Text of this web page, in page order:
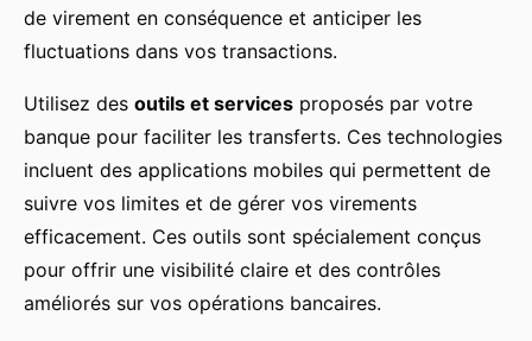
de virement en conséquence et anticiper les
fluctuations dans vos transactions.
Utilisez des outils et services proposés par votre
banque pour faciliter les transferts. Ces technologies
incluent des applications mobiles qui permettent de
suivre vos limites et de gérer vos virements
efficacement. Ces outils sont spécialement conçus
pour offrir une visibilité claire et des contrôles
améliorés sur vos opérations bancaires.